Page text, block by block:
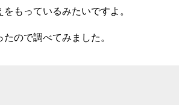
をもっているみたいですよ。
ので調べてみました。